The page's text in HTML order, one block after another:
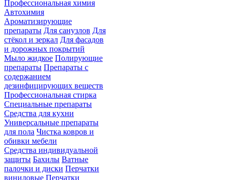
Профессиональная химия
Автохимия
Ароматизирующие
препараты Для санузлов Для
стёкол и зеркал Для фасадов
и дорожных покрытий
Мыло жидкое Полирующие
препараты Препараты с
содержанием
дезинфицирующих веществ
Профессиональная стирка
Специальные препараты
Средства для кухни
Универсальные препараты
для пола Чистка ковров и
обивки мебели
Средства индивидуальной
защиты Бахилы Ватные
палочки и диски Перчатки
виниловые Перчатки